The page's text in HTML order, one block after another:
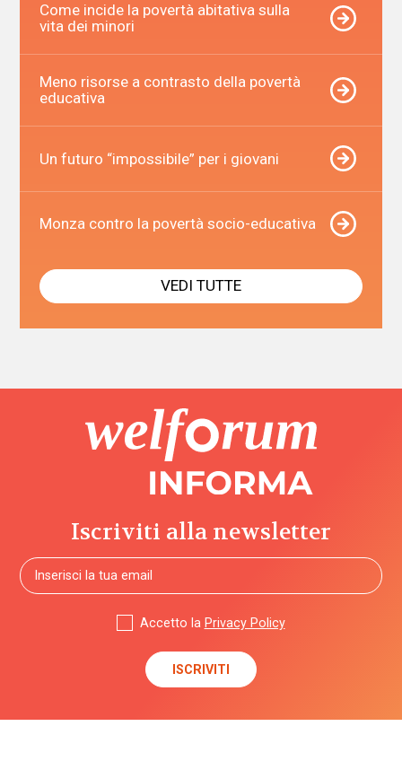
Come incide la povertà abitativa sulla
vita dei minori
Meno risorse a contrasto della povertà
educativa
Un futuro “impossibile” per i giovani
Monza contro la povertà socio-educativa
VEDI TUTTE
Iscriviti alla newsletter
Accetto la Privacy Policy